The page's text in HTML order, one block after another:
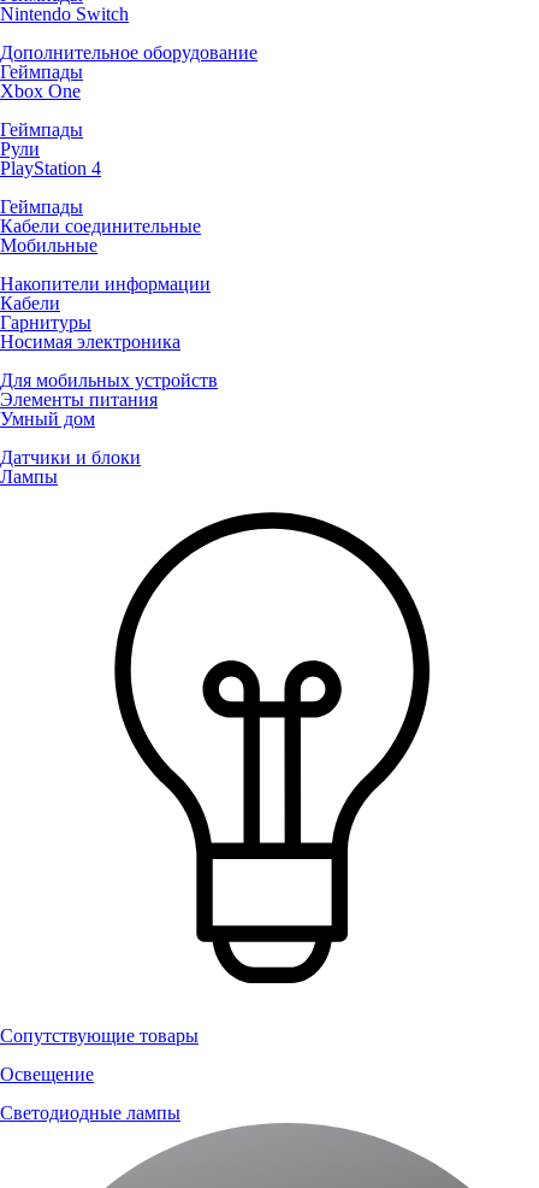
Nintendo Switch
Дополнительное оборудование
Геймпады
Xbox One
Геймпады
Рули
PlayStation 4
Геймпады
Кабели соединительные
Мобильные
Накопители информации
Кабели
Гарнитуры
Носимая электроника
Для мобильных устройств
Элементы питания
Умный дом
Датчики и блоки
Лампы
Сопутствующие товары
Освещение
Светодиодные лампы